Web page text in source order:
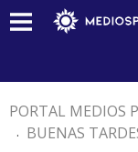
PORTAL MEDIOS
. BUENAS